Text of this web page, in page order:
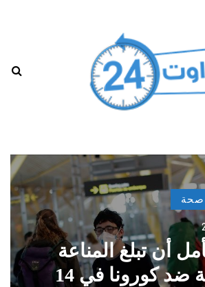
صحة
أن تبلغ المناعة
الجماعية ضد كورونا في 14